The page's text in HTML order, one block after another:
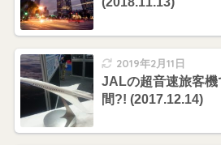
2019年2月11日
JALの超音速旅客
間?! (2017.12.14)